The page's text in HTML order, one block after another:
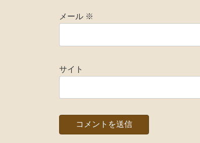
メール ※
サイト